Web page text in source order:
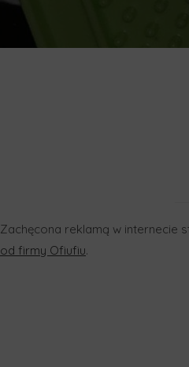
Zachęcona reklamą w internecie
od firmy Ofiufiu.